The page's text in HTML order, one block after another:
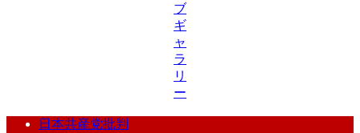
ブ
ギ
ャ
ラ
リ
ー
日本共産党批判